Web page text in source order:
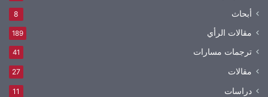
أبحاث 8
مقالات الرأي 189
ترجمات مسارات 41
مقالات 27
دراسات 11